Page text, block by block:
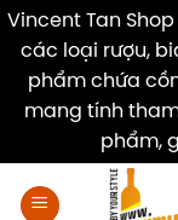
Vincent Tan
các loại rượu,
phẩm chứa
mang tính
phẩm,